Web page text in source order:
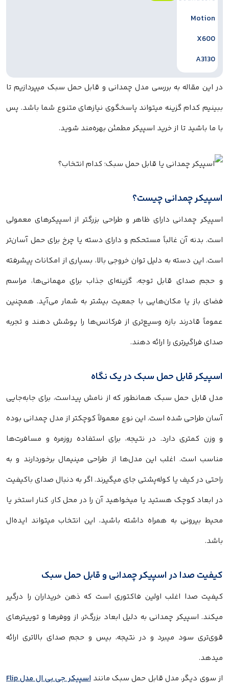
در این مقاله به بررسی مدل چمدانی و قابل حمل سبک میپردازیم تا
ببینیم کدام گزینه میتواند پاسخگوی نیازهای متنوع شما باشد. پس
با ما باشید تا از خرید اسپیکر مطمئن بهره‌مند شوید.
اسپیکر چمدانی چیست؟
اسپیکر چمدانی دارای ظاهر و طراحی بزرگتر از اسپیکرهای معمولی
است. بدنه آن غالباً مستحکم و دارای دسته یا چرخ برای حمل آسان‌تر
است. این دسته به دلیل توان خروجی بالا، بسیاری از امکانات پیشرفته
و حجم صدای قابل توجه، گزینه‌ای جذاب برای مهمانی‌ها، مراسم
فضای باز یا مکان‌هایی با جمعیت بیشتر به‌ شمار می‌آید. همچنین
عموماً قادرند بازه وسیع‌تری از فرکانس‌ها را پوشش دهند و تجربه
صدای فراگیرتری را ارائه دهند.
اسپیکر قابل حمل سبک در یک نگاه
مدل قابل حمل سبک همانطور که از نامش پیداست، برای جابه‌جایی
آسان طراحی شده است. این نوع معمولاً کوچکتر از مدل چمدانی بوده
و وزن کمتری دارد. در نتیجه، برای استفاده روزمره و مسافرت‌ها
مناسب است. اغلب این مدل‌ها از طراحی مینیمال برخوردارند و به
راحتی در کیف یا کوله‌پشتی جای میگیرند. اگر به‌ دنبال صدای باکیفیت
در ابعاد کوچک هستید یا میخواهید آن را در محل کار، کنار استخر یا
محیط بیرونی به همراه داشته باشید، این انتخاب میتواند ایده‌ال
باشد.
کیفیت صدا در اسپیکر چمدانی و قابل حمل سبک
کیفیت صدا اغلب اولین فاکتوری است که ذهن خریداران را درگیر
میکند. اسپیکر چمدانی به دلیل ابعاد بزرگ‌تر، از ووفرها و توییترهای
قوی‌تری سود میبرد و در نتیجه، بیس و حجم صدای بالاتری ارائه
میدهد.
از سوی دیگر، مدل قابل حمل سبک مانند
اسپیکر جی بی ال مدل Flip